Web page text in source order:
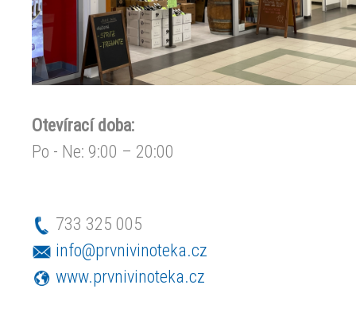
Otevírací doba:
Po - Ne: 9:00 – 20:00
733 325 005
info@prvnivinoteka.cz
www.prvnivinoteka.cz